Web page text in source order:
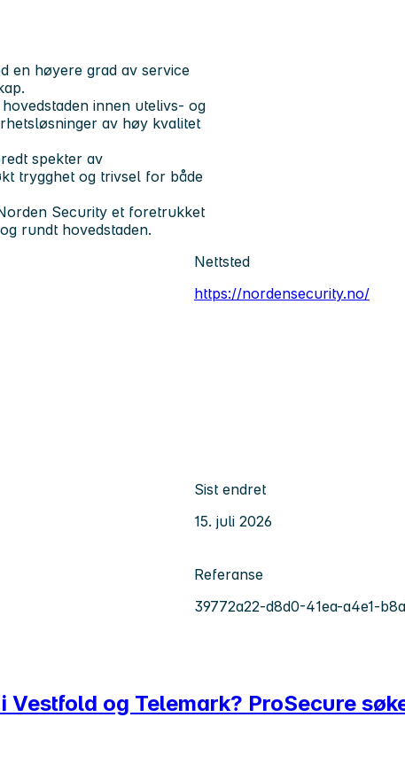
en høyere grad av service
innen utelivs- og
av høy kvalitet
spekter av
trygghet og trivsel for både
Security et foretrukket
rundt hovedstaden.
Nettsted
https://nordensecurity.no/
Sist endret
15. juli 2026
Referanse
39772a22-d8d0-41ea-a4e1-
og Telemark? ProSecure